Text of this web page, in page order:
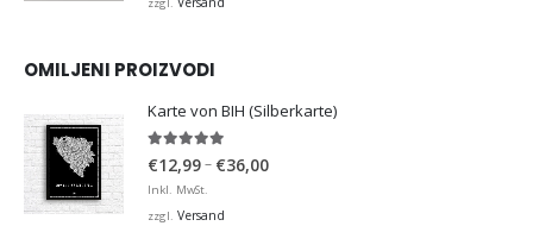
OMILJENI PROIZVODI
Karte von BIH (Silberkarte)
4.92 von 5
€12,99– €36,00Preisspanne:
Inkl. MwSt.
zzgl. Versand